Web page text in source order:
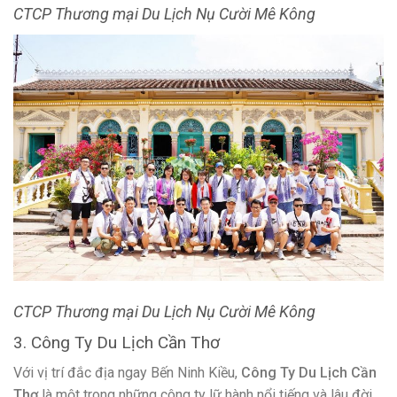
CTCP Thương mại Du Lịch Nụ Cười Mê Kông
3. Công Ty Du Lịch Cần Thơ
Với vị trí đắc địa ngay Bến Ninh Kiều, Công Ty Du Lịch Cần
Thơlà một trong những công ty lữ hành nổi tiếng và lâu đời
nhất của vùng đất Tây Đô. Du lịch Cần THơthực hiện các
chương trình tour đặc biệt chuyên về du lịch Cần Thơ và các
tỉnh miền Tây bên cạnh tour trong và ngoài nước.
Với tour du lịch Cần Thơ, du khách sẽ khởi hành từ bến tàu và
tìm hiểu nét văn hóa rất đặc sắc ở vùng đồng bằng sông
cổ Bình Thủy, vườn Trái Cây Mỹ Khánh Phong Điền, Lò hủ
tiếu,…Ngoài chương trình tour thì Công Ty Du Lịch Cần Thơ
còn sở hữu hệ thống nhà hàng Hoa Sứ, khách sạn và du
thuyền tham quan Bến Ninh Kiều khi về đêm.